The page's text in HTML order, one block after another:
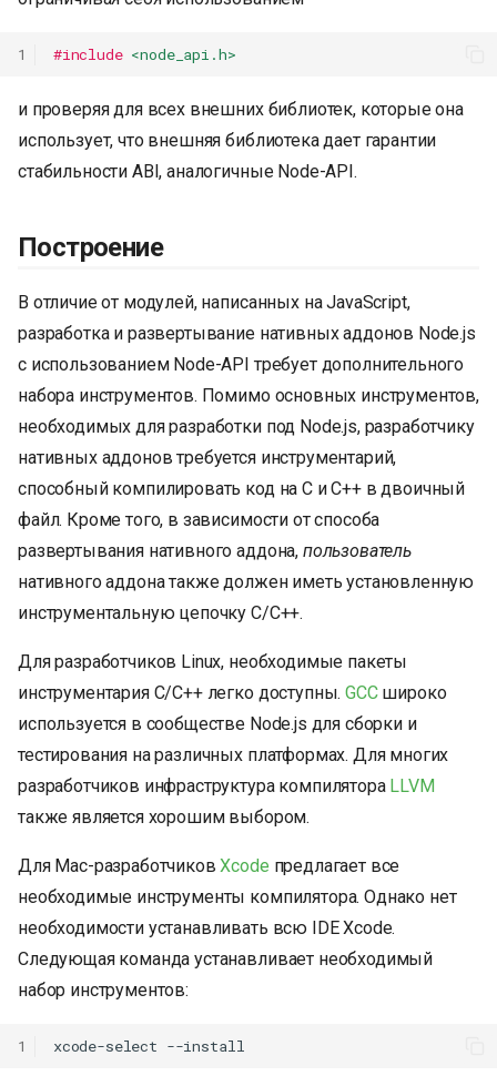
1 #include <node_api.h>
и проверяя для всех внешних библиотек, которые она
использует, что внешняя библиотека дает гарантии
стабильности ABI, аналогичные Node-API.
Построение
В отличие от модулей, написанных на JavaScript,
разработка и развертывание нативных аддонов Node.js
с использованием Node-API требует дополнительного
набора инструментов. Помимо основных инструментов,
необходимых для разработки под Node.js, разработчику
нативных аддонов требуется инструментарий,
способный компилировать код на C и C++ в двоичный
файл. Кроме того, в зависимости от способа
развертывания нативного аддона, пользователь
нативного аддона также должен иметь установленную
инструментальную цепочку C/C++.
Для разработчиков Linux, необходимые пакеты
инструментария C/C++ легко доступны.GCCшироко
используется в сообществе Node.js для сборки и
тестирования на различных платформах. Для многих
разработчиков инфраструктура компилятора LLVM
также является хорошим выбором.
Для Mac-разработчиковXcode предлагает все
необходимые инструменты компилятора. Однако нет
необходимости устанавливать всю IDE Xcode.
Следующая команда устанавливает необходимый
набор инструментов:
1 xcode-select